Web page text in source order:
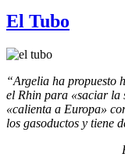
El Tubo
“Argelia ha propuesto
el Rhin para «saciar la
«calienta a Europa»
los gasoductos y tiene